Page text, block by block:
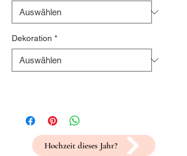
Dekoration *
Hochzeit dieses Jahr?